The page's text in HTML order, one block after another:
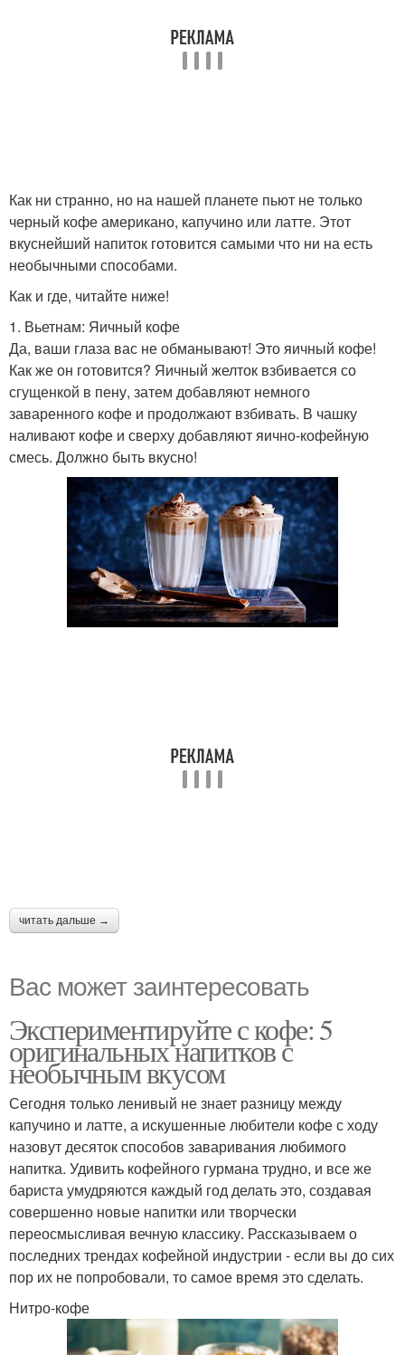
Как ни странно, но на нашей планете пьют не только
черный кофе американо, капучино или латте. Этот
вкуснейший напиток готовится самыми что ни на есть
необычными способами.
Как и где, читайте ниже!
1. Вьетнам: Яичный кофе
Да, ваши глаза вас не обманывают! Это яичный кофе!
Как же он готовится? Яичный желток взбивается со
сгущенкой в пену, затем добавляют немного
заваренного кофе и продолжают взбивать. В чашку
наливают кофе и сверху добавляют яично-кофейную
смесь. Должно быть вкусно!
читать дальше →
Вас может заинтересовать
Экспериментируйте с кофе: 5
оригинальных напитков с
необычным вкусом
Сегодня только ленивый не знает разницу между
капучино и латте, а искушенные любители кофе с ходу
назовут десяток способов заваривания любимого
напитка. Удивить кофейного гурмана трудно, и все же
бариста умудряются каждый год делать это, создавая
совершенно новые напитки или творчески
переосмысливая вечную классику. Рассказываем о
последних трендах кофейной индустрии - если вы до сих
пор их не попробовали, то самое время это сделать.
Нитро-кофе